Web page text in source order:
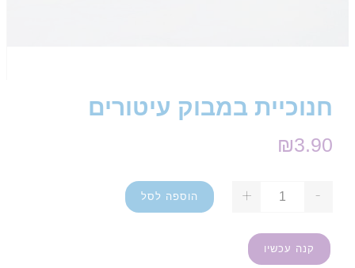
חנוכיית במבוק עיטורים
₪3.90
-
+ הוספה לסל
קנה עכשיו